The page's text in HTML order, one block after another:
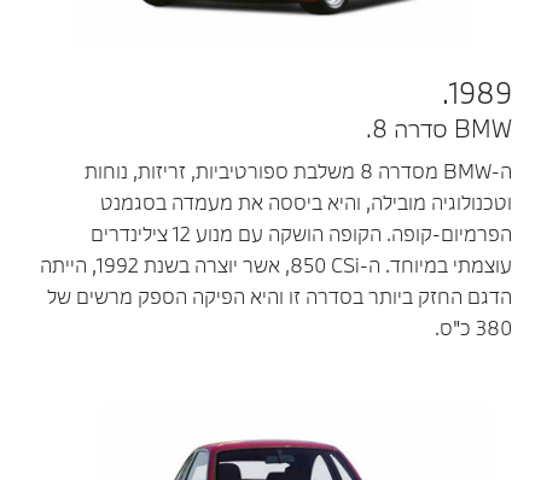
1989.
BMW סדרה 8.
ה-BMW מסדרה 8 משלבת ספורטיביות, זריזות, נוחות
וטכנולוגיה מובילה, והיא ביססה את מעמדה בסגמנט
הפרמיום-קופה. הקופה הושקה עם מנוע 12 צילינדרים
עוצמתי במיוחד. ה-‎850 CSi‎, אשר יוצרה בשנת 1992, הייתה
הדגם החזק ביותר בסדרה זו והיא הפיקה הספק מרשים של
380 כ"ס.